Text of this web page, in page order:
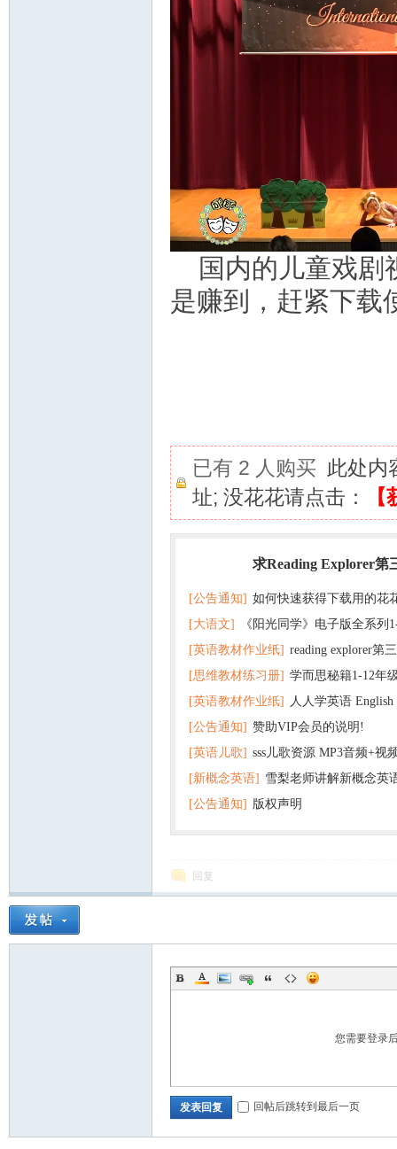
国内的儿童戏剧
是赚到，赶紧下载
已有 2 人购买 此处内
址; 没花花请点击：
求Reading Explorer第
[公告通知] 如何快速获得下载用的花
[大语文]
《阳光同学》电子版全系列
+英语
[英语教材作业纸] reading explorer第
+音频 百度云网盘下载
[思维教材练习册] 学而思秘籍1-12年
子版PDF全册 百度网盘
[英语教材作业纸] 人人学英语
版pdf 百度网盘下载
[公告通知] 赞助VIP会员的说明!
[英语儿歌] sss儿歌资源 MP3音频+视
百度云网盘下载
[新概念英语] 雪梨老师讲解新概念英
[公告通知] 版权声明
回复
您需要登录
发表回复 回帖后跳转到最后一页